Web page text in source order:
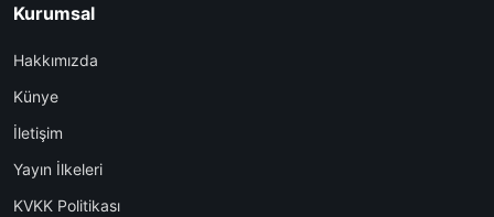
Kurumsal
Hakkımızda
Künye
İletişim
Yayın İlkeleri
KVKK Politikası